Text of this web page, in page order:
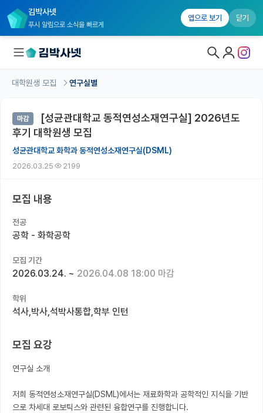
김박사넷
푸시 알림으로 소식을 빠르게
앱으로 보기 닫기
대학원생 모집 홈
기관별 모집 정보
연구실별 모집 정보
전공별 모집 정보
국내대학원 정보
연구실&오픈랩
커리어
재팬라운지 🌸
대학원생 모집 연구실별
마감
[성균관대학교 동적연성소재연구실] 2026년도
후기 대학원생 모집
성균관대학교 화학과 동적연성소재연구실(DSML)
2026.03.25 2199
모집 내용
전공
공학 - 화학공학
모집 기간
2026.03.24. ~ 2026.04.08 18:00 마감
학위
석사,박사,석박사통합,학부 인턴
모집 요강
연구실 소개
저희 동적연성소재연구실(DSML)에서는 재료화학과 공학적인 지식을 기반
으로 차세대 로보틱스와 관련된 융합연구를 진행합니다.